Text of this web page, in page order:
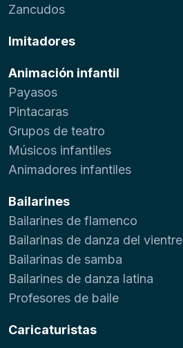
Zancudos
Imitadores
Animación infantil
Payasos
Pintacaras
Grupos de teatro
Músicos infantiles
Animadores infantiles
Bailarines
Bailarines de flamenco
Bailarinas de danza del vientre
Bailarinas de samba
Bailarines de danza latina
Profesores de baile
Caricaturistas